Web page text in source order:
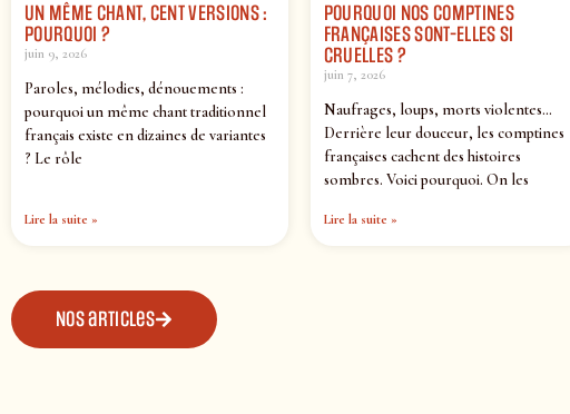
UN MÊME CHANT, CENT VERSIONS :
POURQUOI ?
juin 9, 2026
Paroles, mélodies, dénouements :
pourquoi un même chant traditionnel
français existe en dizaines de variantes
? Le rôle
Lire la suite »
POURQUOI NOS COMPTINES
FRANÇAISES SONT-ELLES SI
CRUELLES ?
juin 7, 2026
Naufrages, loups, morts violentes…
Derrière leur douceur, les comptines
françaises cachent des histoires
sombres. Voici pourquoi. On les
Lire la suite »
Nos articles